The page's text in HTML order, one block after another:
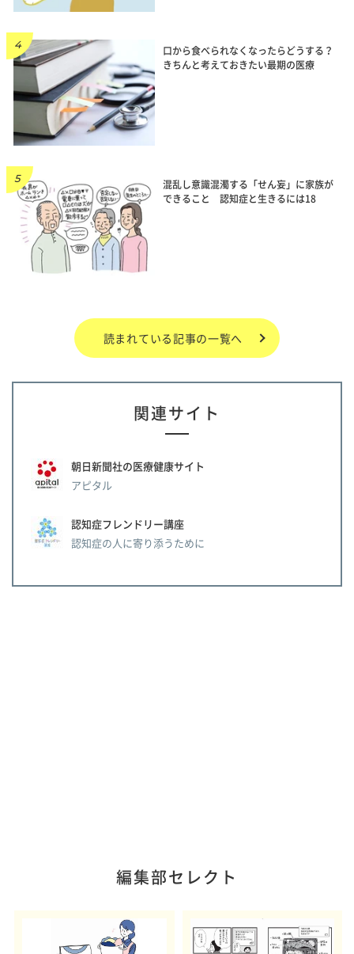
口から食べられなくなったらどうする？
きちんと考えておきたい最期の医療
混乱し意識混濁する「せん妄」に家族が
できること 認知症と生きるには18
読まれている記事の一覧へ
関連サイト
朝日新聞社の医療健康サイト
アピタル
認知症フレンドリー講座
認知症の人に寄り添うために
編集部セレクト